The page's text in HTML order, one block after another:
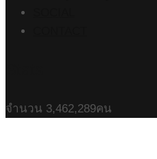
จำนวน 3,462,289คน